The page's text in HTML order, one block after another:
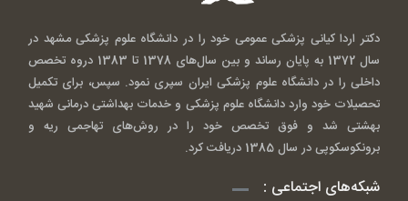
دکتر اردا کیانی پزشکی عمومی خود را در دانشگاه علوم پزشکی مشهد در
سال 1372 به پایان رساند و بین سال‌های 1378 تا 1383 دروه تخصص
داخلی را در دانشگاه علوم پزشکی ایران سپری نمود. سپس، برای تکمیل
تحصیلات خود وارد دانشگاه علوم پزشکی و خدمات بهداشتی درمانی شهید
بهشتی شد و فوق تخصص خود را در روش‌های تهاجمی ریه و
برونکوسکوپی در سال 1385 دریافت کرد.
شبکه‌های اجتماعی :